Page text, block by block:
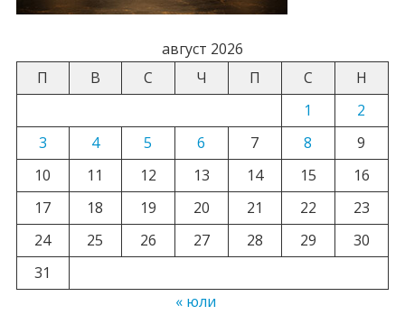
август 2026
П
В С Ч П С
Н
1
2
3
4 5 6 7 8
9
10
11 12 13 14 15
16
17
18 19 20 21 22
23
24
25 26 27 28 29
30
31
« юли